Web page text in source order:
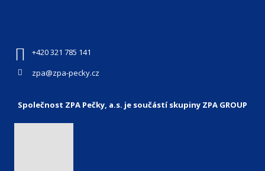
+420 321 785 141
zpa@zpa-pecky.cz
Společnost ZPA Pečky, a.s. je součástí skupiny ZPA GROUP